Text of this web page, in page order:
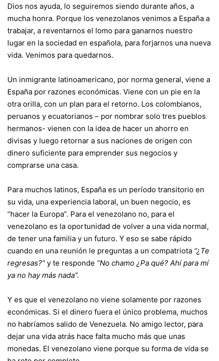
Dios nos ayuda, lo seguiremos siendo durante años, a
mucha honra. Porque los venezolanos venimos a España a
trabajar, a reventarnos el lomo para ganarnos nuestro
lugar en la sociedad en española, para forjarnos una nueva
vida. Venimos para quedarnos.
Un inmigrante latinoamericano, por norma general, viene a
España por razones económicas. Viene con un pie en la
otra orilla, con un plan para el retorno. Los colombianos,
peruanos y ecuatorianos – por nombrar solo tres pueblos
hermanos- vienen con la idea de hacer un ahorro en
divisas y luego retornar a sus naciones de origen con
dinero suficiente para emprender sus negocios y
comprarse una casa.
Para muchos latinos, España es un período transitorio en
su vida, una experiencia laboral, un buen negocio, es
“hacer la Europa”. Para el venezolano no, para el
venezolano es la oportunidad de volver a una vida normal,
de tener una familia y un futuro. Y eso se sabe rápido
cuando en una reunión le preguntas a un compatriota “¿Te
regresas?” y te responde “No chamo ¿Pa qué? Ahí para mí
ya no hay más nada”.
Y es que el venezolano no viene solamente por razones
económicas. Si el dinero fuera el único problema, muchos
no habríamos salido de Venezuela. No amigo lector, para
dejar una vida atrás hace falta mucho más que unas
monedas. El venezolano viene porque su forma de vida se